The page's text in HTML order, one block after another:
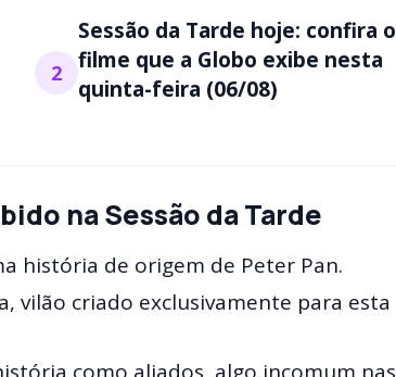
2
Sessão da Tarde hoje: confira o
filme que a Globo exibe nesta
quinta-feira (06/08)
na Sessão da Tarde
história de origem de Peter Pan.
vilão criado exclusivamente para esta
como aliados, algo incomum nas